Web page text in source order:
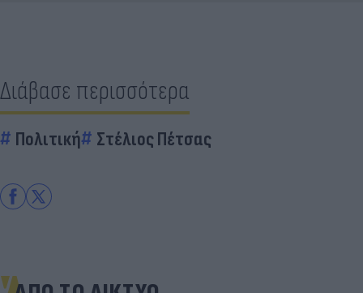
Διάβασε περισσότερα
Πολιτική Στέλιος Πέτσας